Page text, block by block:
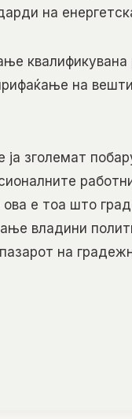
на
на
зголемат
е тоа што
владини
на